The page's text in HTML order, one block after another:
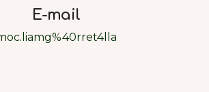
E-mail